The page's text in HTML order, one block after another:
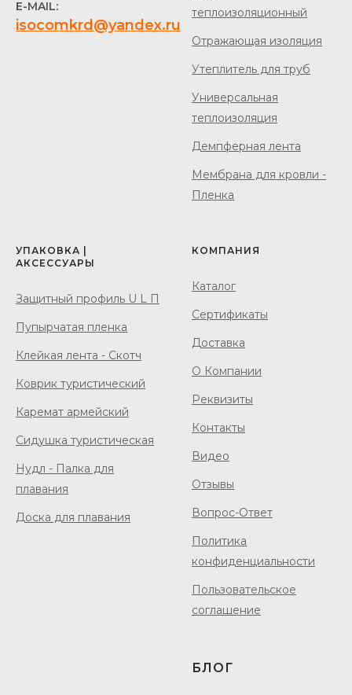
E-MAIL:
isocomkrd@yandex.ru
теплоизоляционный
Отражающая изоляция
Утеплитель для труб
Универсальная
теплоизоляция
Демпферная лента
Мембрана для кровли -
Пленка
УПАКОВКА |
АКСЕССУАРЫ
Защитный профиль U L П
Пупырчатая пленка
Клейкая лента - Скотч
Коврик туристический
Каремат армейский
Сидушка туристическая
Нудл - Палка для
плавания
Доска для плавания
КОМПАНИЯ
Каталог
Сертификаты
Доставка
О Компании
Реквизиты
Контакты
Видео
Отзывы
Вопрос-Ответ
Политика
конфиденциальности
Пользовательское
соглашение
БЛОГ